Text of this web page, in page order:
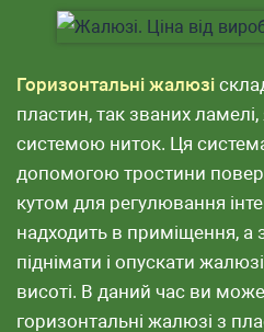
Горизонтальні жалюзі
пластин, так званих
системою ниток. Ця
допомогою тростини
кутом для регулювання
надходить в приміщення,
піднімати і опускати
висоті. В даний час ви
горизонтальні жалюзі з